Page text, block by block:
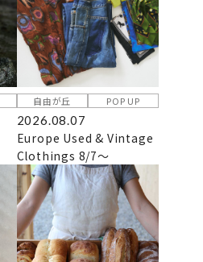
自由が丘 POP UP
2026.08.07
Europe Used & Vintage
Clothings 8/7～